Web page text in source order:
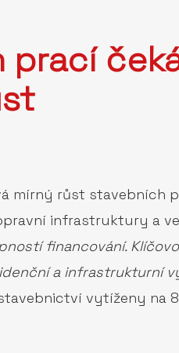
prací
mírný růst stavebních
infrastruktury a
financování.
a infrastrukturní
vytíženy na